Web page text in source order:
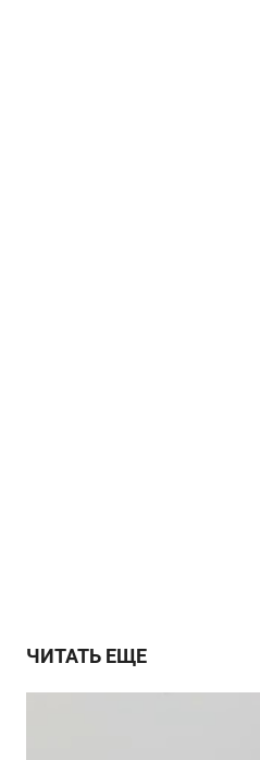
ЧИТАТЬ ЕЩЕ